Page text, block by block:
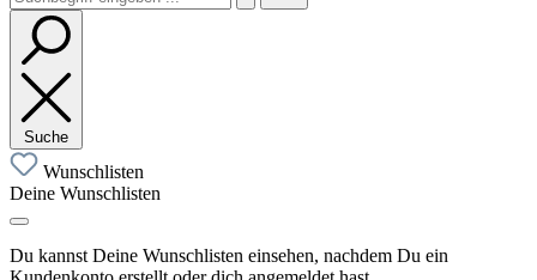
Suche
Wunschlisten
Deine Wunschlisten
Du kannst Deine Wunschlisten einsehen, nachdem Du ein